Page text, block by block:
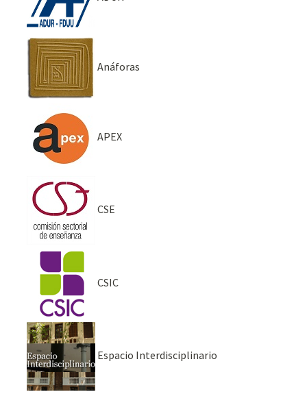
Anáforas
APEX
CSE
CSIC
Espacio Interdisciplinario